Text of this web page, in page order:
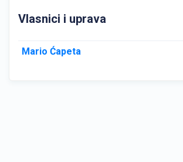
Vlasnici i uprava
Mario Ćapeta